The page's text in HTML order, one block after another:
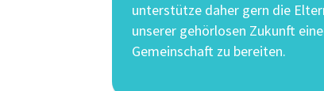
unterstütze daher gern die
unserer gehörlosen Zukunft
Gemeinschaft zu bereiten.